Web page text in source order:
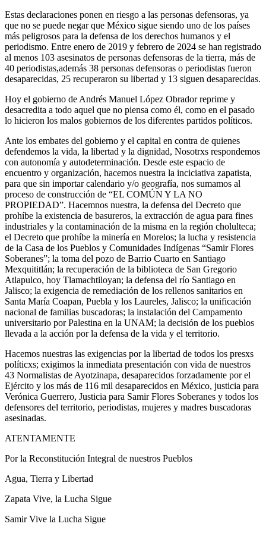
Estas declaraciones ponen en riesgo a las personas defensoras, ya
que no se puede negar que México sigue siendo uno de los países
más peligrosos para la defensa de los derechos humanos y el
periodismo. Entre enero de 2019 y febrero de 2024 se han registrado
al menos 103 asesinatos de personas defensoras de la tierra, más de
40 periodistas,además 38 personas defensoras o periodistas fueron
desaparecidas, 25 recuperaron su libertad y 13 siguen desaparecidas.
Hoy el gobierno de Andrés Manuel López Obrador reprime y
desacredita a todo aquel que no piensa como él, como en el pasado
lo hicieron los malos gobiernos de los diferentes partidos políticos.
Ante los embates del gobierno y el capital en contra de quienes
defendemos la vida, la libertad y la dignidad, Nosotrxs respondemos
con autonomía y autodeterminación. Desde este espacio de
encuentro y organización, hacemos nuestra la inciciativa zapatista,
para que sin importar calendario y/o geografía, nos sumamos al
proceso de construcción de “EL COMÚN Y LA NO
PROPIEDAD”. Hacemnos nuestra, la defensa del Decreto que
prohíbe la existencia de basureros, la extracción de agua para fines
industriales y la contaminación de la misma en la región cholulteca;
el Decreto que prohíbe la minería en Morelos; la lucha y resistencia
de la Casa de los Pueblos y Comunidades Indígenas “Samir Flores
Soberanes”; la toma del pozo de Barrio Cuarto en Santiago
Mexquititlán; la recuperación de la biblioteca de San Gregorio
Atlapulco, hoy Tlamachtiloyan; la defensa del río Santiago en
Jalisco; la exigencia de remediación de los rellenos sanitarios en
Santa María Coapan, Puebla y los Laureles, Jalisco; la unificación
nacional de familias buscadoras; la instalación del Campamento
universitario por Palestina en la UNAM; la decisión de los pueblos
llevada a la acción por la defensa de la vida y el territorio.
Hacemos nuestras las exigencias por la libertad de todos los presxs
políticxs; exigimos la inmediata presentación con vida de nuestros
43 Normalistas de Ayotzinapa, desaparecidos forzadamente por el
Ejército y los más de 116 mil desaparecidos en México, justicia para
Verónica Guerrero, Justicia para Samir Flores Soberanes y todos los
defensores del territorio, periodistas, mujeres y madres buscadoras
asesinadas.
ATENTAMENTE
Por la Reconstitución Integral de nuestros Pueblos
Agua, Tierra y Libertad
Zapata Vive, la Lucha Sigue
Samir Vive la Lucha Sigue